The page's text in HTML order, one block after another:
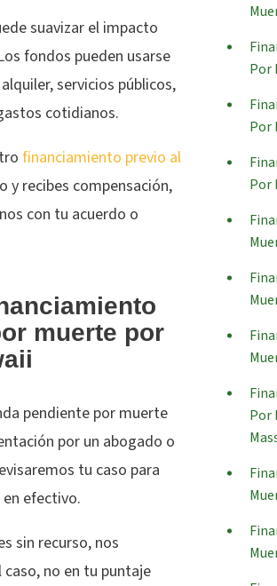
suavizar el impacto
fondos pueden usarse
servicios públicos,
cotidianos.
financiamiento previo al
y recibes compensación,
con tu acuerdo o
muerte por
pendiente por muerte
por un abogado o
tu caso para
efectivo.
sin recurso, nos
no en tu puntaje
Por
Por
Por
Por